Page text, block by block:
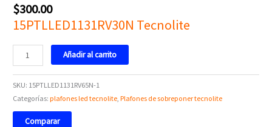
$300.00
15PTLLED1131RV30N Tecnolite
cantidad
Añadir al carrito
SKU: 15PTLLED1131RV65N-1
Categorías:plafones led tecnolite,Plafones de sobreponer tecnolite
Comparar